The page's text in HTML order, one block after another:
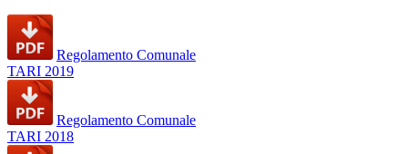
Regolamento Comunale
TARI 2019
Regolamento Comunale
TARI 2018